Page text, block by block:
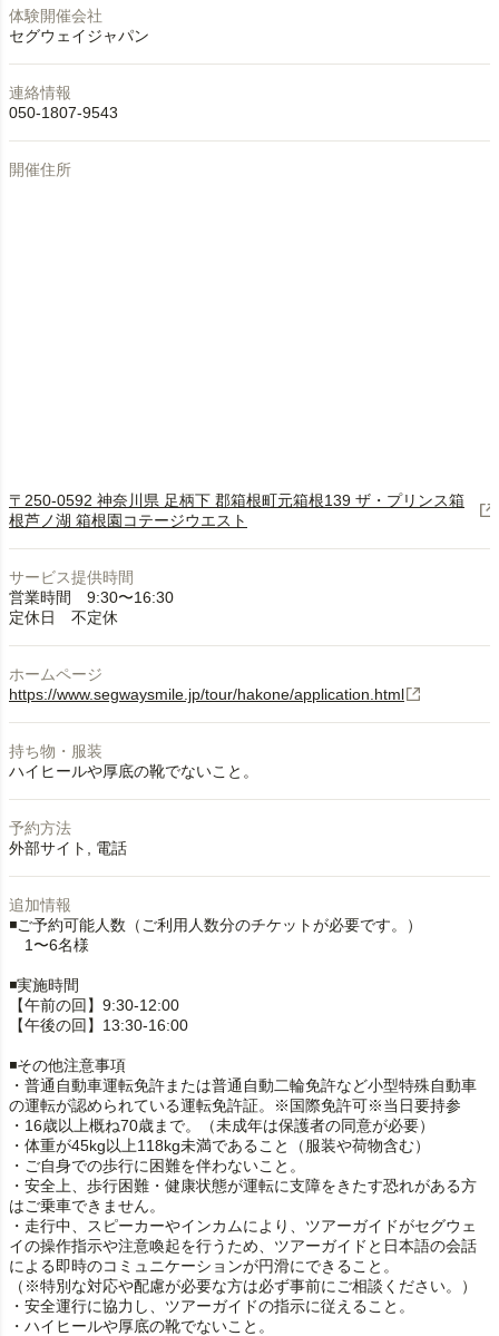
体験開催会社
セグウェイジャパン
連絡情報
050-1807-9543
開催住所
〒250-0592 神奈川県 足柄下 郡箱根町元箱根139 ザ・プリンス箱
根芦ノ湖 箱根園コテージウエスト
サービス提供時間
営業時間 9:30〜16:30
定休日 不定休
ホームページ
https://www.segwaysmile.jp/tour/hakone/application.html
持ち物・服装
ハイヒールや厚底の靴でないこと。
予約方法
外部サイト
電話
追加情報
◾️ご予約可能人数（ご利用人数分のチケットが必要です。）
1〜6名様
◾️実施時間
【午前の回】9:30-12:00
【午後の回】13:30-16:00
◾️その他注意事項
・普通自動車運転免許または普通自動二輪免許など小型特殊自動車
の運転が認められている運転免許証。※国際免許可※当日要持参
・16歳以上概ね70歳まで。（未成年は保護者の同意が必要）
・体重が45kg以上118kg未満であること（服装や荷物含む）
・ご自身での歩行に困難を伴わないこと。
・安全上、歩行困難・健康状態が運転に支障をきたす恐れがある方
はご乗車できません。
・走行中、スピーカーやインカムにより、ツアーガイドがセグウェ
イの操作指示や注意喚起を行うため、ツアーガイドと日本語の会話
による即時のコミュニケーションが円滑にできること。
（※特別な対応や配慮が必要な方は必ず事前にご相談ください。）
・安全運行に協力し、ツアーガイドの指示に従えること。
・ハイヒールや厚底の靴でないこと。